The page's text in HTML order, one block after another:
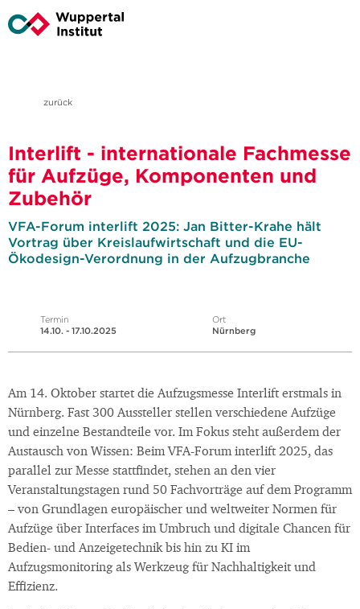
zurück
Interlift - internationale Fachmesse
für Aufzüge, Komponenten und
Zubehör
VFA-Forum interlift 2025: Jan Bitter-Krahe hält
Vortrag über Kreislaufwirtschaft und die EU-
Ökodesign-Verordnung in der Aufzugbranche
Termin
14.10. - 17.10.2025
Ort
Nürnberg
Am 14. Oktober startet die Aufzugsmesse Interlift erstmals in
Nürnberg. Fast 300 Aussteller stellen verschiedene Aufzüge
und einzelne Bestandteile vor. Im Fokus steht außerdem der
Austausch von Wissen: Beim VFA-Forum interlift 2025, das
parallel zur Messe stattfindet, stehen an den vier
Veranstaltungstagen rund 50 Fachvorträge auf dem Programm
– von Grundlagen europäischer und weltweiter Normen für
Aufzüge über Interfaces im Umbruch und digitale Chancen für
Bedien- und Anzeigetechnik bis hin zu KI im
Aufzugsmonitoring als Werkzeug für Nachhaltigkeit und
Effizienz.